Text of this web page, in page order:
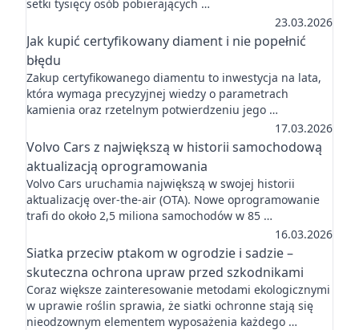
setki tysięcy osób pobierających …
23.03.2026
Jak kupić certyfikowany diament i nie popełnić
błędu
Zakup certyfikowanego diamentu to inwestycja na lata,
która wymaga precyzyjnej wiedzy o parametrach
kamienia oraz rzetelnym potwierdzeniu jego …
17.03.2026
Volvo Cars z największą w historii samochodową
aktualizacją oprogramowania
Volvo Cars uruchamia największą w swojej historii
aktualizację over-the-air (OTA). Nowe oprogramowanie
trafi do około 2,5 miliona samochodów w 85 …
16.03.2026
Siatka przeciw ptakom w ogrodzie i sadzie –
skuteczna ochrona upraw przed szkodnikami
Coraz większe zainteresowanie metodami ekologicznymi
w uprawie roślin sprawia, że siatki ochronne stają się
nieodzownym elementem wyposażenia każdego …